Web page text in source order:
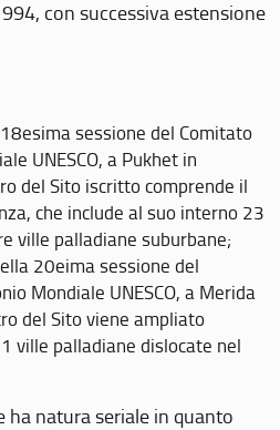
con successiva estensione
sessione del Comitato
UNESCO, a Pukhet in
del Sito iscritto comprende il
che include al suo interno 23
ville palladiane suburbane;
20eima sessione del
Mondiale UNESCO, a Merida
del Sito viene ampliato
ville palladiane dislocate nel
ha natura seriale in quanto